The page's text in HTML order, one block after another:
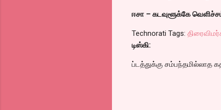
ஈசா – கடவுளூக்கே
Technorati Tags:
டிஸ்கி:
ப்டத்துக்கு சம்பந்தமில்லாத